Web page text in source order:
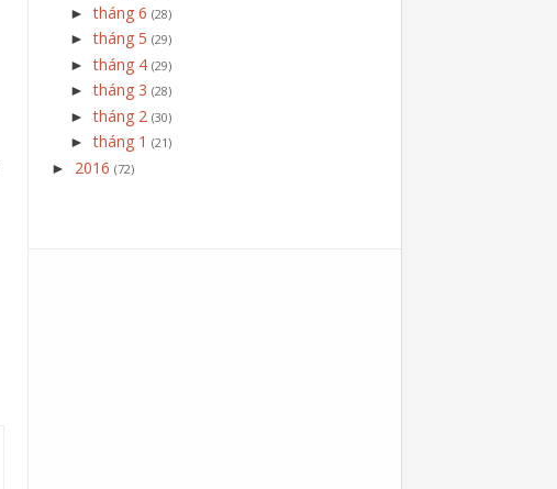
►tháng 6 (28)
►tháng 5 (29)
►tháng 4 (29)
►tháng 3 (28)
►tháng 2 (30)
►tháng 1 (21)
► 2016 (72)